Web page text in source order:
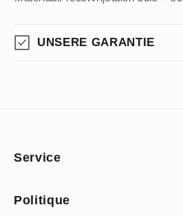
UNSERE GARANTIE
Service
Politique